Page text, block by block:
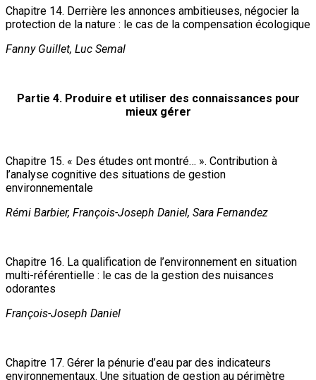
Chapitre 14. Derrière les annonces ambitieuses, négocier la
protection de la nature : le cas de la compensation écologique
Fanny Guillet, Luc Semal
Partie 4. Produire et utiliser des connaissances pour
mieux gérer
Chapitre 15. « Des études ont montré… ». Contribution à
l’analyse cognitive des situations de gestion
environnementale
Rémi Barbier, François-Joseph Daniel, Sara Fernandez
Chapitre 16. La qualification de l’environnement en situation
multi-référentielle : le cas de la gestion des nuisances
odorantes
François-Joseph Daniel
Chapitre 17. Gérer la pénurie d’eau par des indicateurs
environnementaux. Une situation de gestion au périmètre